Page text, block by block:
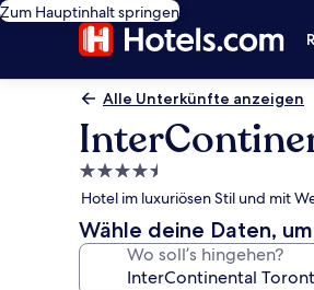
Zum Hauptinhalt springen
Alle Unterkünfte anzeigen
4.5-
Sterne-
Unterkunft
Hotel im luxuriösen Stil und mit
Wähle deine Daten,
Wo soll’s hingehen?